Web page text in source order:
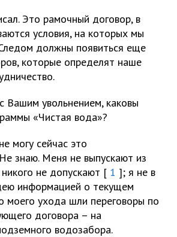
Это рамочный договор, в
условия, на которых мы
должны появиться еще
которые определят наше
Вашим увольнением, каковы
«Чистая вода»?
могу сейчас это
знаю. Меня не выпускают из
не допускают [ 1 ]; я не в
информацией о текущем
моего ухода шли переговоры по
договора – на
водозабора.